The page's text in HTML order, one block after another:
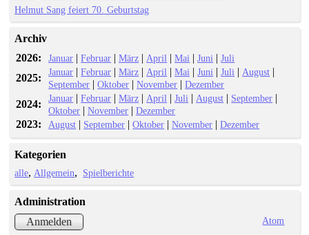
Helmut Sang feiert 70. Geburtstag
Archiv
2026:
Januar |Februar |März | April |Mai |Juni |Juli
2025: Januar |Februar |März | April |Mai |Juni |Juli | August |
September |Oktober |November |Dezember
2024: Januar |Februar |März | April |Juli | August | September |
Oktober |November |Dezember
2023: August | September |Oktober |November |Dezember
Kategorien
alle Allgemein Spielberichte
Administration
Anmelden
Atom